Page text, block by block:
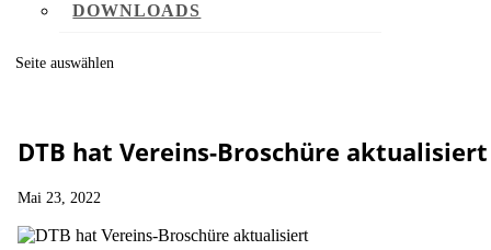
DOWNLOADS
Seite auswählen
DTB hat Vereins-Broschüre aktualisiert
Mai 23, 2022